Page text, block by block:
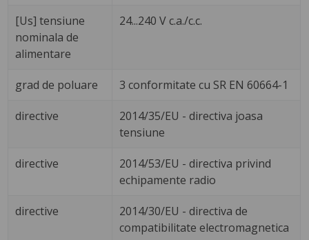
[Us] tensiune
nominala de
alimentare
24...240 V c.a./c.c.
grad de poluare 3 conformitate cu SR EN 60664-1
directive
2014/35/EU - directiva joasa
tensiune
directive
2014/53/EU - directiva privind
echipamente radio
directive
2014/30/EU - directiva de
compatibilitate electromagnetica